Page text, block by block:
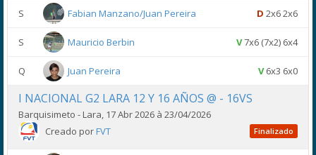
S Fabian Manzano/Juan Pereira D 2x6 2x6
S Mauricio Berbin V7x6 (7x2) 6x4
Q Juan Pereira V6x3 6x0
I NACIONAL G2 LARA 12 Y 16 AÑOS @ - 16VS
Barquisimeto - Lara, 17 Abr 2026 à 23/04/2026
Creado porFVT Finalizado